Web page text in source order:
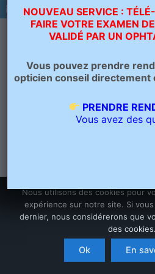
PRÉCÉDENT
Copyright © 2026 Opticien Bailleul -
par
Ascension
NOUVEAU SERVICE :
FAIRE VOTRE EXAMEN
VALIDÉ PAR UN
Vous pouvez prendre
opticien conseil directement
PRENDRE
Vous avez des
Nous utilisons des cookies pour
expérience sur notre site. Si
dernier, nous considérerons que
des cookies.
Ok En